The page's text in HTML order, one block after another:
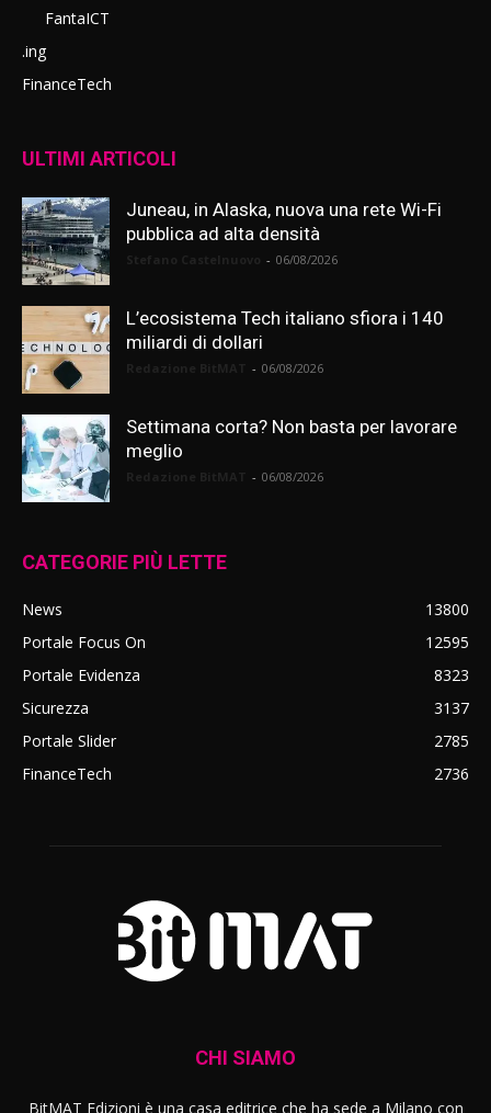
FantaICT
.ing
FinanceTech
ULTIMI ARTICOLI
Juneau, in Alaska, nuova una rete Wi-Fi
pubblica ad alta densità
- 06/08/2026
L’ecosistema Tech italiano sfiora i 140
miliardi di dollari
- 06/08/2026
Settimana corta? Non basta per lavorare
meglio
- 06/08/2026
CATEGORIE PIÙ LETTE
News
13800
Portale Focus On
12595
Portale Evidenza
8323
Sicurezza
3137
Portale Slider
2785
FinanceTech
2736
CHI SIAMO
BitMAT Edizioni è una casa editrice che ha sede a Milano con